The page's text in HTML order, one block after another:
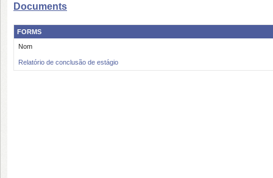
Documents
FORMS
Nom
Relatório de conclusão de estágio